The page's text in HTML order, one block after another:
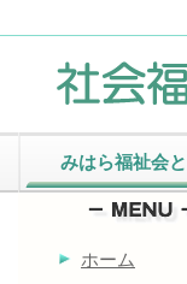
みはら福祉会
ホーム